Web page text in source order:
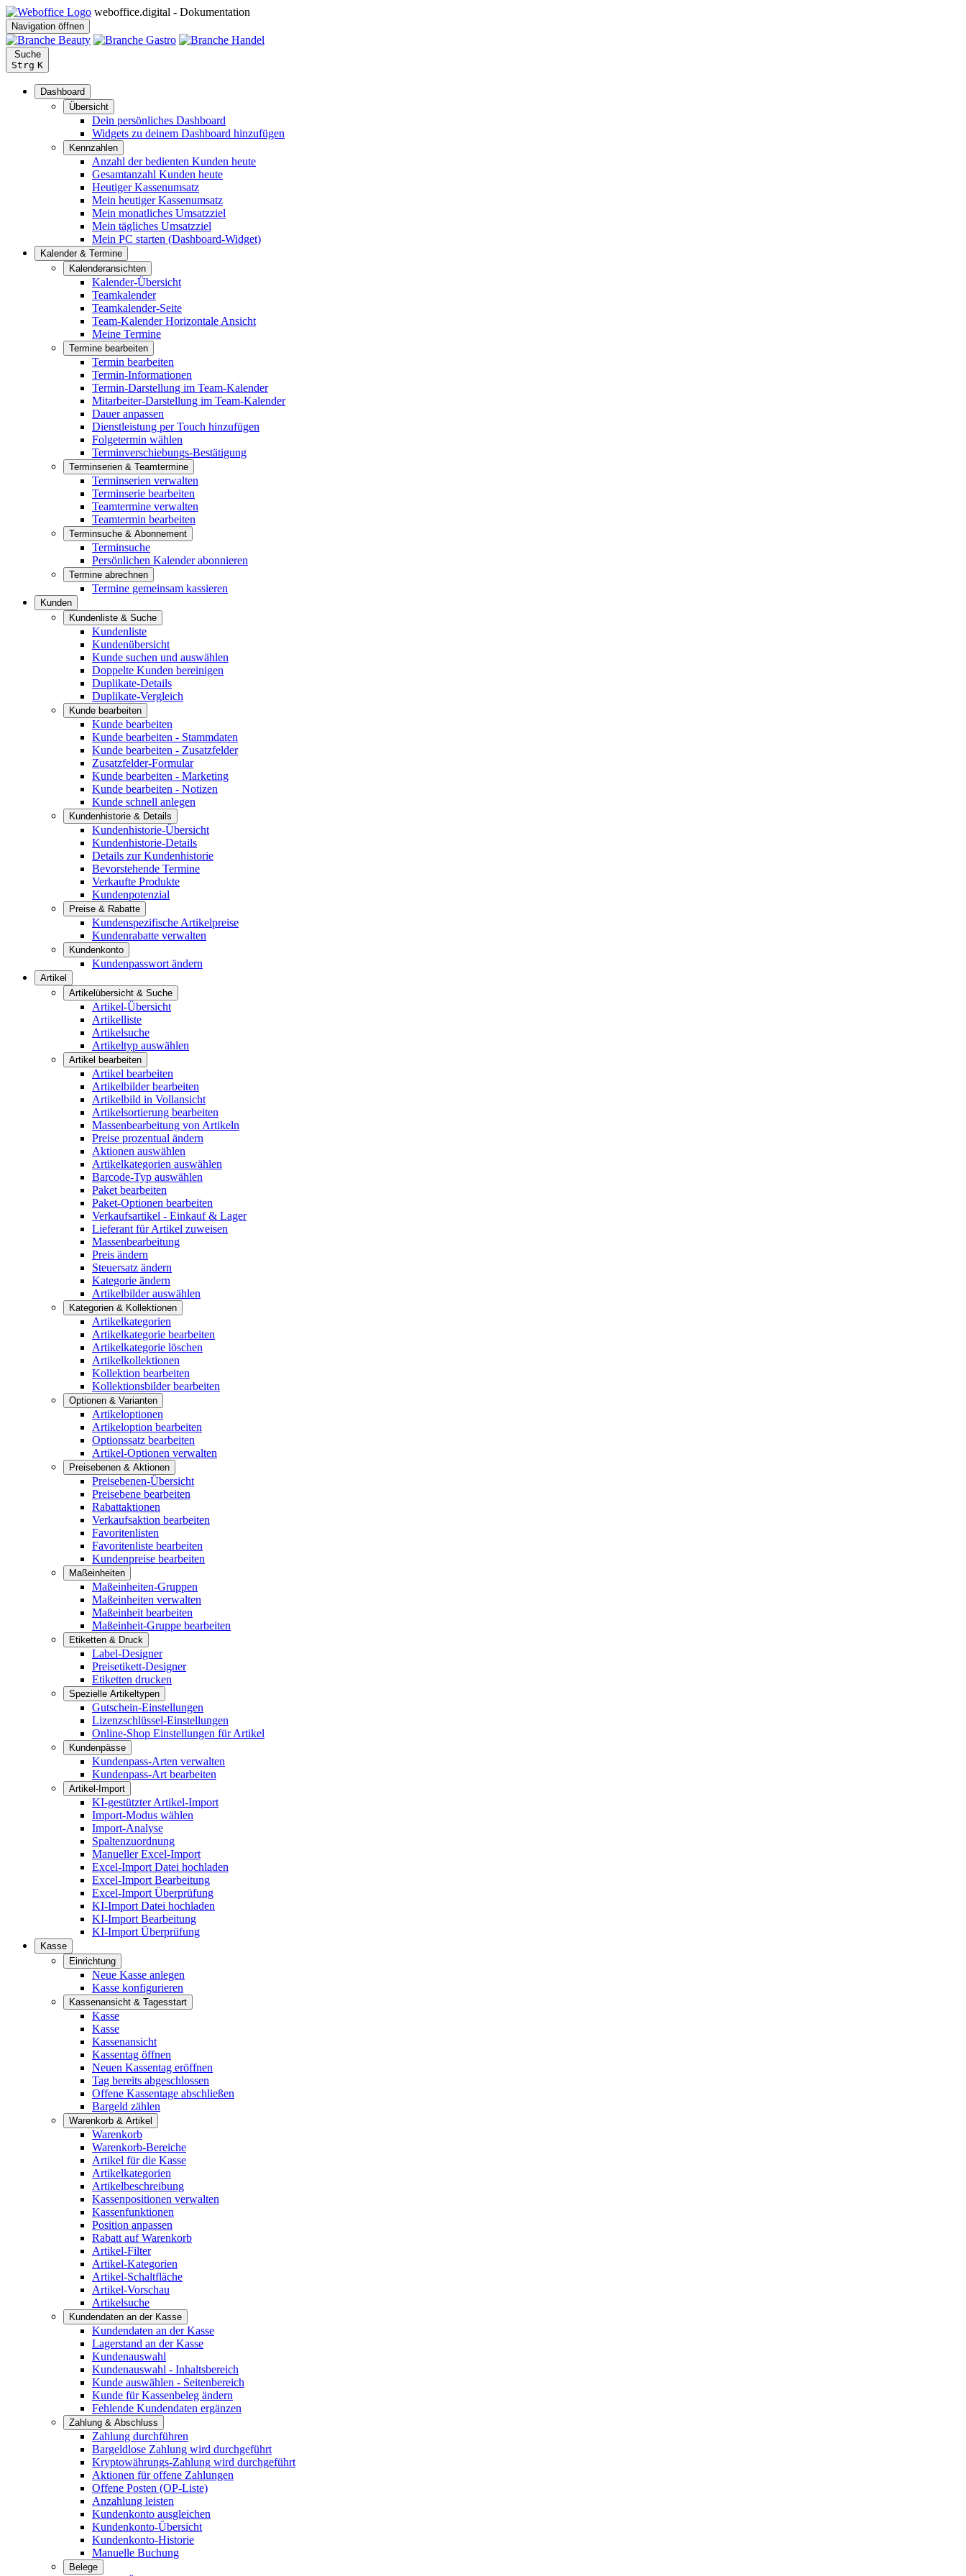
weboffice.digital - Dokumentation
Navigation öffnen
Suche
Strg K
Dashboard
Übersicht
Dein persönliches Dashboard
Widgets zu deinem Dashboard hinzufügen
Kennzahlen
Anzahl der bedienten Kunden heute
Gesamtanzahl Kunden heute
Heutiger Kassenumsatz
Mein heutiger Kassenumsatz
Mein monatliches Umsatzziel
Mein tägliches Umsatzziel
Mein PC starten (Dashboard-Widget)
Kalender & Termine
Kalenderansichten
Kalender-Übersicht
Teamkalender
Teamkalender-Seite
Team-Kalender Horizontale Ansicht
Meine Termine
Termine bearbeiten
Termin bearbeiten
Termin-Informationen
Termin-Darstellung im Team-Kalender
Mitarbeiter-Darstellung im Team-Kalender
Dauer anpassen
Dienstleistung per Touch hinzufügen
Folgetermin wählen
Terminverschiebungs-Bestätigung
Terminserien & Teamtermine
Terminserien verwalten
Terminserie bearbeiten
Teamtermine verwalten
Teamtermin bearbeiten
Terminsuche & Abonnement
Terminsuche
Persönlichen Kalender abonnieren
Termine abrechnen
Termine gemeinsam kassieren
Kunden
Kundenliste & Suche
Kundenliste
Kundenübersicht
Kunde suchen und auswählen
Doppelte Kunden bereinigen
Duplikate-Details
Duplikate-Vergleich
Kunde bearbeiten
Kunde bearbeiten
Kunde bearbeiten - Stammdaten
Kunde bearbeiten - Zusatzfelder
Zusatzfelder-Formular
Kunde bearbeiten - Marketing
Kunde bearbeiten - Notizen
Kunde schnell anlegen
Kundenhistorie & Details
Kundenhistorie-Übersicht
Kundenhistorie-Details
Details zur Kundenhistorie
Bevorstehende Termine
Verkaufte Produkte
Kundenpotenzial
Preise & Rabatte
Kundenspezifische Artikelpreise
Kundenrabatte verwalten
Kundenkonto
Kundenpasswort ändern
Artikel
Artikelübersicht & Suche
Artikel-Übersicht
Artikelliste
Artikelsuche
Artikeltyp auswählen
Artikel bearbeiten
Artikel bearbeiten
Artikelbilder bearbeiten
Artikelbild in Vollansicht
Artikelsortierung bearbeiten
Massenbearbeitung von Artikeln
Preise prozentual ändern
Aktionen auswählen
Artikelkategorien auswählen
Barcode-Typ auswählen
Paket bearbeiten
Paket-Optionen bearbeiten
Verkaufsartikel - Einkauf & Lager
Lieferant für Artikel zuweisen
Massenbearbeitung
Preis ändern
Steuersatz ändern
Kategorie ändern
Artikelbilder auswählen
Kategorien & Kollektionen
Artikelkategorien
Artikelkategorie bearbeiten
Artikelkategorie löschen
Artikelkollektionen
Kollektion bearbeiten
Kollektionsbilder bearbeiten
Optionen & Varianten
Artikeloptionen
Artikeloption bearbeiten
Optionssatz bearbeiten
Artikel-Optionen verwalten
Preisebenen & Aktionen
Preisebenen-Übersicht
Preisebene bearbeiten
Rabattaktionen
Verkaufsaktion bearbeiten
Favoritenlisten
Favoritenliste bearbeiten
Kundenpreise bearbeiten
Maßeinheiten
Maßeinheiten-Gruppen
Maßeinheiten verwalten
Maßeinheit bearbeiten
Maßeinheit-Gruppe bearbeiten
Etiketten & Druck
Label-Designer
Preisetikett-Designer
Etiketten drucken
Spezielle Artikeltypen
Gutschein-Einstellungen
Lizenzschlüssel-Einstellungen
Online-Shop Einstellungen für Artikel
Kundenpässe
Kundenpass-Arten verwalten
Kundenpass-Art bearbeiten
Artikel-Import
KI-gestützter Artikel-Import
Import-Modus wählen
Import-Analyse
Spaltenzuordnung
Manueller Excel-Import
Excel-Import Datei hochladen
Excel-Import Bearbeitung
Excel-Import Überprüfung
KI-Import Datei hochladen
KI-Import Bearbeitung
KI-Import Überprüfung
Kasse
Einrichtung
Neue Kasse anlegen
Kasse konfigurieren
Kassenansicht & Tagesstart
Kasse
Kasse
Kassenansicht
Kassentag öffnen
Neuen Kassentag eröffnen
Tag bereits abgeschlossen
Offene Kassentage abschließen
Bargeld zählen
Warenkorb & Artikel
Warenkorb
Warenkorb-Bereiche
Artikel für die Kasse
Artikelkategorien
Artikelbeschreibung
Kassenpositionen verwalten
Kassenfunktionen
Position anpassen
Rabatt auf Warenkorb
Artikel-Filter
Artikel-Kategorien
Artikel-Schaltfläche
Artikel-Vorschau
Artikelsuche
Kundendaten an der Kasse
Kundendaten an der Kasse
Lagerstand an der Kasse
Kundenauswahl
Kundenauswahl - Inhaltsbereich
Kunde auswählen - Seitenbereich
Kunde für Kassenbeleg ändern
Fehlende Kundendaten ergänzen
Zahlung & Abschluss
Zahlung durchführen
Bargeldlose Zahlung wird durchgeführt
Kryptowährungs-Zahlung wird durchgeführt
Aktionen für offene Zahlungen
Offene Posten (OP-Liste)
Anzahlung leisten
Kundenkonto ausgleichen
Kundenkonto-Übersicht
Kundenkonto-Historie
Manuelle Buchung
Belege